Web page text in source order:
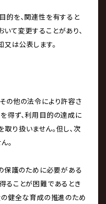
的を、関連性を有すると
て変更することがあり、
は公表します。
の他の法令により許容さ
得ず、利用目的の達成に
り扱いません。但し、次
。
保護のために必要がある
ることが困難であるとき
の健全な育成の推進のため